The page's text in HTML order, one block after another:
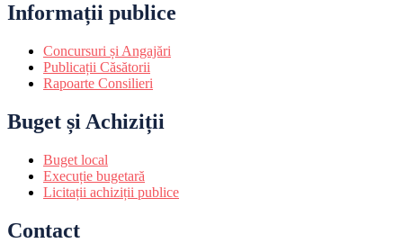
Informații publice
Concursuri și Angajări
Publicații Căsătorii
Rapoarte Consilieri
Buget și Achiziții
Buget local
Execuție bugetară
Licitații achiziții publice
Contact